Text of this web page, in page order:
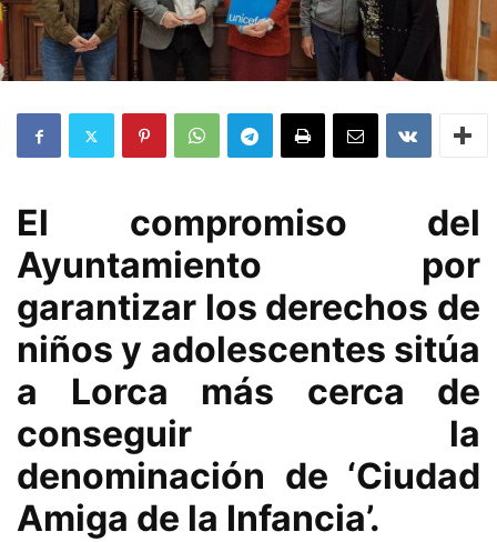
El compromiso del
Ayuntamiento por
garantizar los derechos de
niños y adolescentes sitúa
a Lorca más cerca de
conseguir la
denominación de ‘Ciudad
Amiga de la Infancia’.